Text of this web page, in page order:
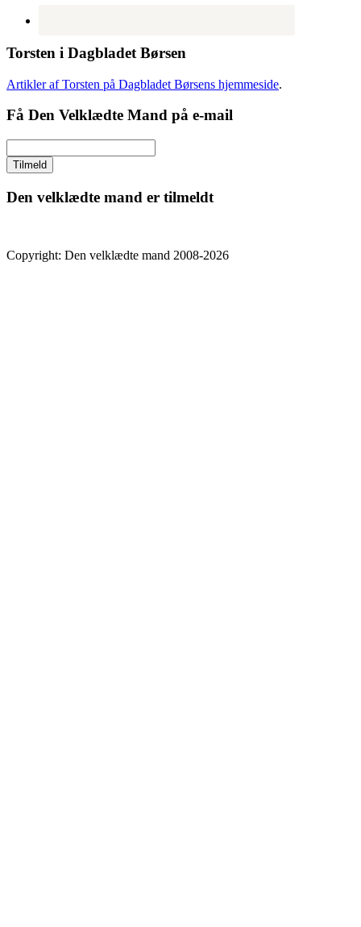
Torsten i Dagbladet Børsen
Artikler af Torsten på Dagbladet Børsens hjemmeside.
Få Den Velklædte Mand på e-mail
Den velklædte mand er tilmeldt
Copyright: Den velklædte mand 2008-2026